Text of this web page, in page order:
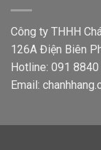
Công ty THHH
126A Điện Biên
Hotline: 091 8840
Email: